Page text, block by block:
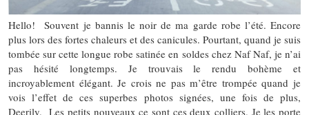
Hello! Souvent je bannis le noir de ma garde robe l’été. Encore
plus lors des fortes chaleurs et des canicules. Pourtant, quand je suis
tombée sur cette longue robe satinée en soldes chez Naf Naf, je n’ai
pas hésité longtemps. Je trouvais le rendu bohème et
incroyablement élégant. Je crois ne pas m’être trompée quand je
vois l’effet de ces superbes photos signées, une fois de plus,
Deerily. Les petits nouveaux ce sont ces deux colliers. Je les porte